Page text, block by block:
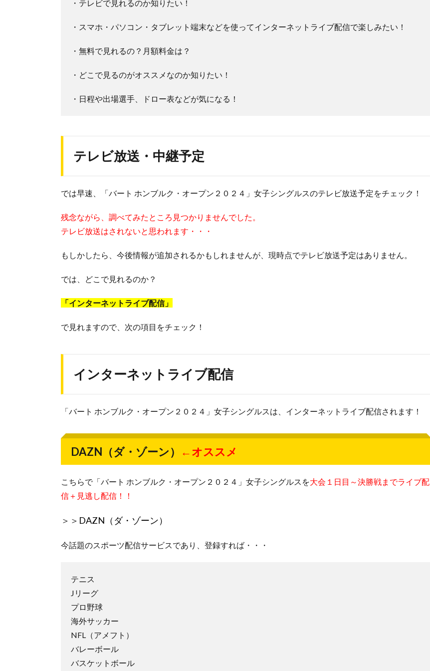
・テレビで見れるのか知りたい！
・スマホ・パソコン・タブレット端末などを使ってインターネットライブ配信で楽しみたい！
・無料で見れるの？月額料金は？
・どこで見るのがオススメなのか知りたい！
・日程や出場選手、ドロー表などが気になる！
テレビ放送・中継予定
では早速、「バート ホンブルク・オープン２０２４」女子シングルスのテレビ放送予定をチェック！
残念ながら、調べてみたところ見つかりませんでした。
テレビ放送はされないと思われます・・・
もしかしたら、今後情報が追加されるかもしれませんが、現時点でテレビ放送予定はありません。
では、どこで見れるのか？
「インターネットライブ配信」
で見れますので、次の項目をチェック！
インターネットライブ配信
「バート ホンブルク・オープン２０２４」女子シングルスは、インターネットライブ配信されます！
DAZN（ダ・ゾーン） ←オススメ
こちらで「バート ホンブルク・オープン２０２４」女子シングルスを大会１日目～決勝戦までライブ配
信＋見逃し配信！！
＞＞ DAZN（ダ・ゾーン）
今話題のスポーツ配信サービスであり、登録すれば・・・
テニス
Jリーグ
プロ野球
海外サッカー
NFL（アメフト）
バレーボール
バスケットボール